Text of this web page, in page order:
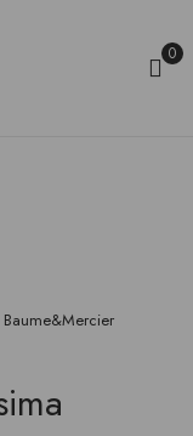
0
Baume&Mercier